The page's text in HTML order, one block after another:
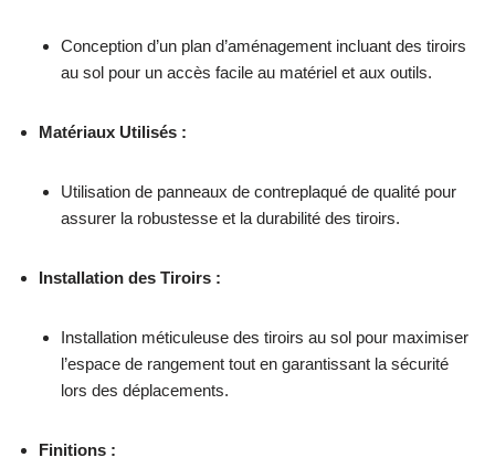
Conception d’un plan d’aménagement incluant des tiroirs
au sol pour un accès facile au matériel et aux outils.
Matériaux Utilisés :
Utilisation de panneaux de contreplaqué de qualité pour
assurer la robustesse et la durabilité des tiroirs.
Installation des Tiroirs :
Installation méticuleuse des tiroirs au sol pour maximiser
l’espace de rangement tout en garantissant la sécurité
lors des déplacements.
Finitions :